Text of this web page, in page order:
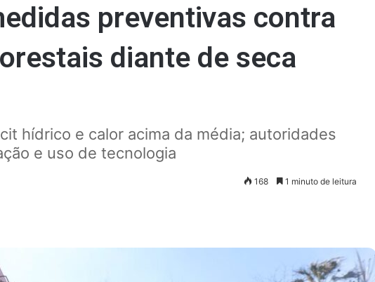
preventivas contra
diante de seca
hídrico e calor acima da média; autoridades
e uso de tecnologia
168 1 minuto de leitura